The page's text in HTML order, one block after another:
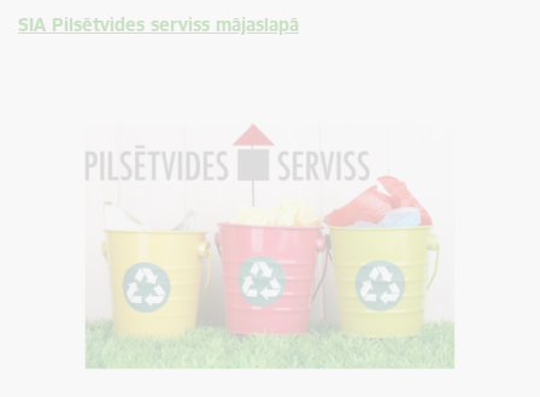
SIA Pilsētvides serviss mājaslapā